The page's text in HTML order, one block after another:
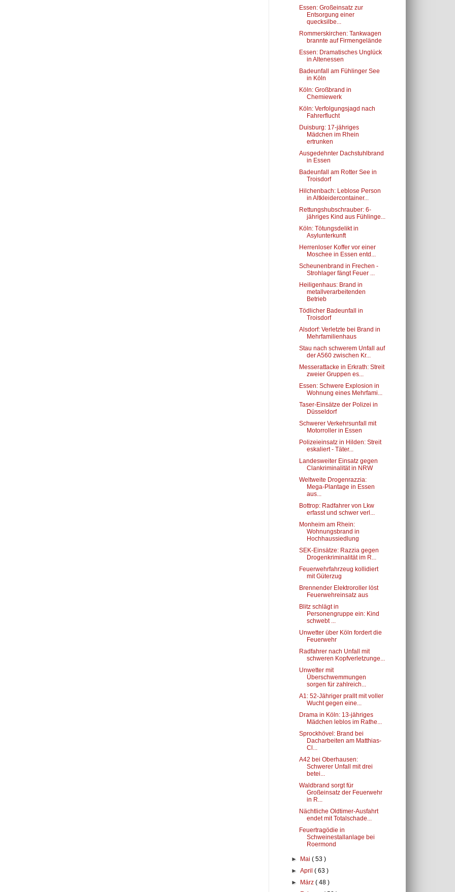
Essen: Großeinsatz zur
Entsorgung einer
quecksilbe...
Rommerskirchen: Tankwagen
brannte auf Firmengelände
Essen: Dramatisches Unglück
in Altenessen
Badeunfall am Fühlinger See
in Köln
Köln: Großbrand in
Chemiewerk
Köln: Verfolgungsjagd nach
Fahrerflucht
Duisburg: 17-jähriges
Mädchen im Rhein
ertrunken
Ausgedehnter Dachstuhlbrand
in Essen
Badeunfall am Rotter See in
Troisdorf
Hilchenbach: Leblose Person
in Altkleidercontainer...
Rettungshubschrauber: 6-
jähriges Kind aus Fühlinge...
Köln: Tötungsdelikt in
Asylunterkunft
Herrenloser Koffer vor einer
Moschee in Essen entd...
Scheunenbrand in Frechen -
Strohlager fängt Feuer ...
Heiligenhaus: Brand in
metallverarbeitenden
Betrieb
Tödlicher Badeunfall in
Troisdorf
Alsdorf: Verletzte bei Brand in
Mehrfamilienhaus
Stau nach schwerem Unfall auf
der A560 zwischen Kr...
Messerattacke in Erkrath: Streit
zweier Gruppen es...
Essen: Schwere Explosion in
Wohnung eines Mehrfami...
Taser-Einsätze der Polizei in
Düsseldorf
Schwerer Verkehrsunfall mit
Motorroller in Essen
Polizeieinsatz in Hilden: Streit
eskaliert - Täter...
Landesweiter Einsatz gegen
Clankriminalität in NRW
Weltweite Drogenrazzia:
Mega-Plantage in Essen
aus...
Bottrop: Radfahrer von Lkw
erfasst und schwer verl...
Monheim am Rhein:
Wohnungsbrand in
Hochhaussiedlung
SEK-Einsätze: Razzia gegen
Drogenkriminalität im R...
Feuerwehrfahrzeug kollidiert
mit Güterzug
Brennender Elektroroller löst
Feuerwehreinsatz aus
Blitz schlägt in
Personengruppe ein: Kind
schwebt ...
Unwetter über Köln fordert die
Feuerwehr
Radfahrer nach Unfall mit
schweren Kopfverletzunge...
Unwetter mit
Überschwemmungen
sorgen für zahlreich...
A1: 52-Jähriger prallt mit voller
Wucht gegen eine...
Drama in Köln: 13-jähriges
Mädchen leblos im Rathe...
Sprockhövel: Brand bei
Dacharbeiten am Matthias-
Cl...
A42 bei Oberhausen:
Schwerer Unfall mit drei
betei...
Waldbrand sorgt für
Großeinsatz der Feuerwehr
in R...
Nächtliche Oldtimer-Ausfahrt
endet mit Totalschade...
Feuertragödie in
Schweinestallanlage bei
Roermond
► Mai( 53 )
►April( 63 )
►
März( 48 )